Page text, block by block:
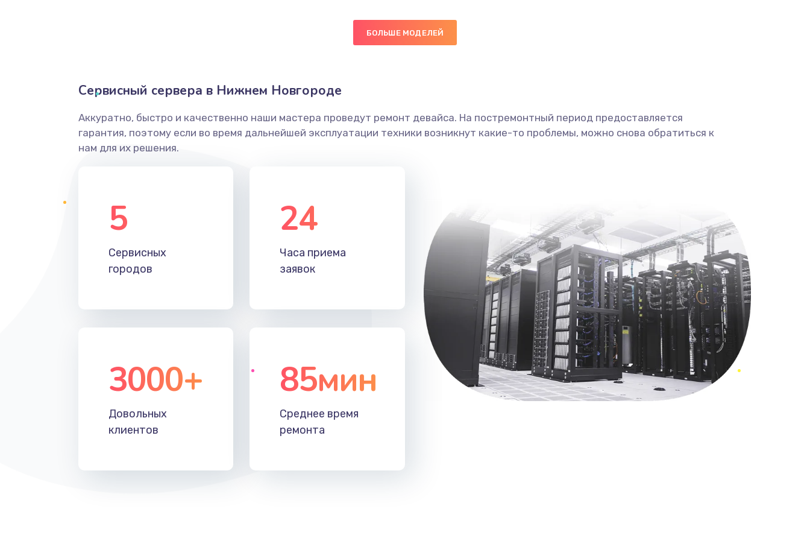
БОЛЬШЕ МОДЕЛЕЙ
Сервисный сервера в Нижнем Новгороде
Аккуратно, быстро и качественно наши мастера проведут ремонт девайса. На постремонтный период предоставляется
гарантия, поэтому если во время дальнейшей эксплуатации техники возникнут какие-то проблемы, можно снова обратиться к
нам для их решения.
5
Сервисных
городов
24
Часа приема
заявок
3000+
Довольных
клиентов
85мин
Среднее время
ремонта